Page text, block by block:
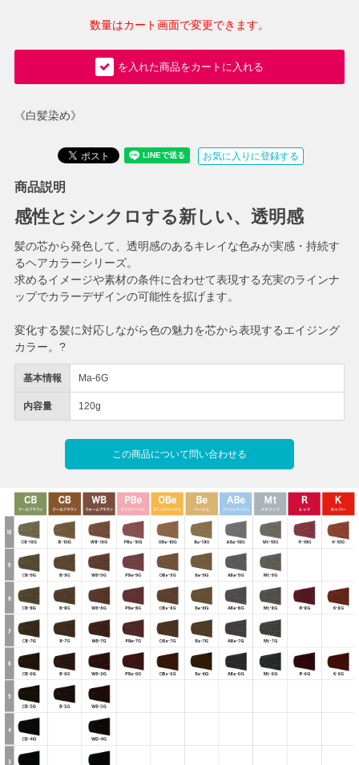
《白髪染め》
基本情報 Ma-6G
内容量 120g
数量はカート画面で変更できます。
を入れた商品をカートに入れる
お気に入りに登録する
この商品について問い合わせる
商品説明
感性とシンクロする新しい、透明感
髪の芯から発色して、透明感のあるキレイな色みが実感・持続す
るヘアカラーシリーズ。
求めるイメージや素材の条件に合わせて表現する充実のラインナ
ップでカラーデザインの可能性を拡げます。
変化する髪に対応しながら色の魅力を芯から表現するエイジング
カラー。?